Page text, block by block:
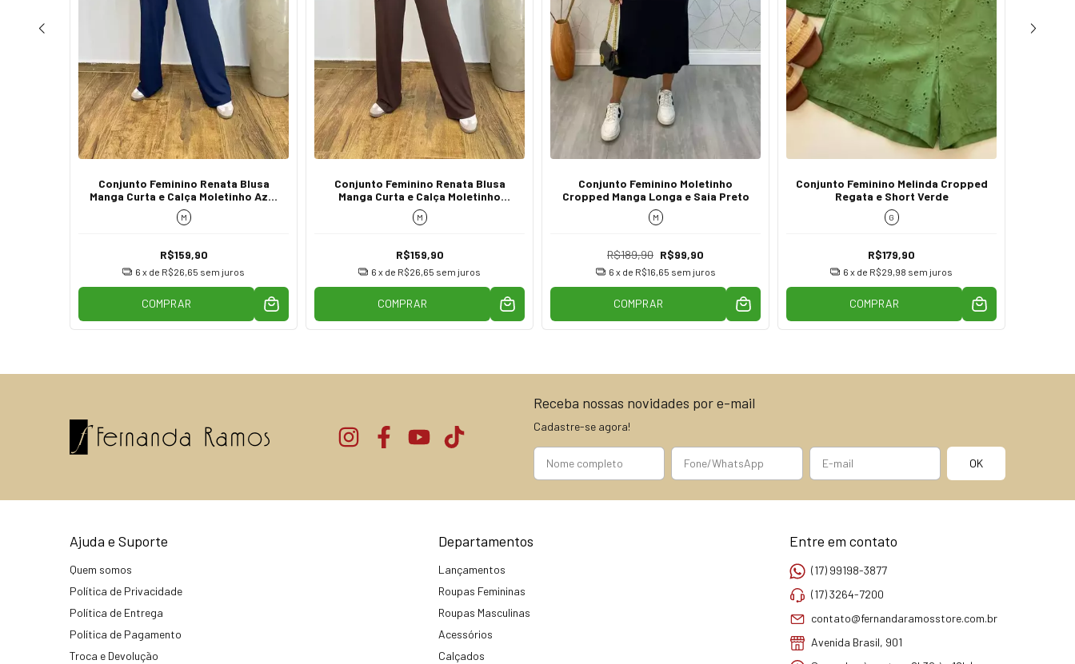
Conjunto Feminino Renata Blusa
Manga Curta e Calça Moletinho Azul
Marinho
M
R$159,90
6 x de R$26,65 sem juros
COMPRAR
Conjunto Feminino Renata Blusa
Manga Curta e Calça Moletinho
Marrom
M
R$159,90
6 x de R$26,65 sem juros
COMPRAR
Conjunto Feminino Moletinho
Cropped Manga Longa e Saia Preto
M
R$189,90 R$99,90
6 x de R$16,65 sem juros
COMPRAR
Conjunto Feminino Melinda Cropped
Regata e Short Verde
G
R$179,90
6 x de R$29,98 sem juros
COMPRAR
Receba nossas novidades por e-mail
Cadastre-se agora!
Ajuda e Suporte
Quem somos
Política de Privacidade
Política de Entrega
Política de Pagamento
Troca e Devolução
Departamentos
Lançamentos
Roupas Femininas
Roupas Masculinas
Acessórios
Calçados
Entre em contato
(17) 99198-3877
(17) 3264-7200
contato@fernandaramosstore.com.br
Avenida Brasil, 901